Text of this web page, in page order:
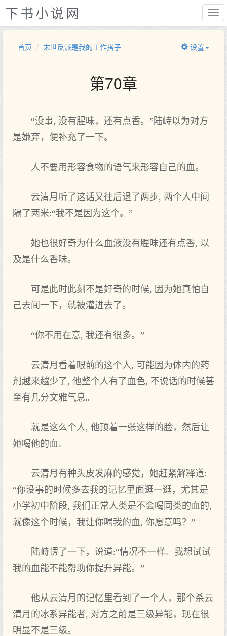
下书小说网
首页 末世反派是我的工作搭子 设置
第70章
“没事, 没有腥味，还有点香。”陆峙以为对方
是嫌弃，便补充了一下。
人不要用形容食物的语气来形容自己的血。
云清月听了这话又往后退了两步, 两个人中间
隔了两米:“我不是因为这个。”
她也很好奇为什么血液没有腥味还有点香, 以
及是什么香味。
可是此时此刻不是好奇的时候, 因为她真怕自
己去闻一下，就被灌进去了。
“你不用在意, 我还有很多。”
云清月看着眼前的这个人, 可能因为体内的药
剂越来越少了, 他整个人有了血色, 不说话的时候甚
至有几分文雅气息。
就是这么个人, 他顶着一张这样的脸，然后让
她喝他的血。
云清月有种头皮发麻的感觉，她赶紧解释道:
“你没事的时候多去我的记忆里面逛一逛，尤其是
小学初中阶段, 我们正常人类是不会喝同类的血的,
就像这个时候，我让你喝我的血, 你愿意吗？”
陆峙愣了一下，说道:“情况不一样。我想试试
我的血能不能帮助你提升异能。”
他从云清月的记忆里看到了一个人，那个杀云
清月的冰系异能者, 对方之前是三级异能，现在很
明显不是三级。